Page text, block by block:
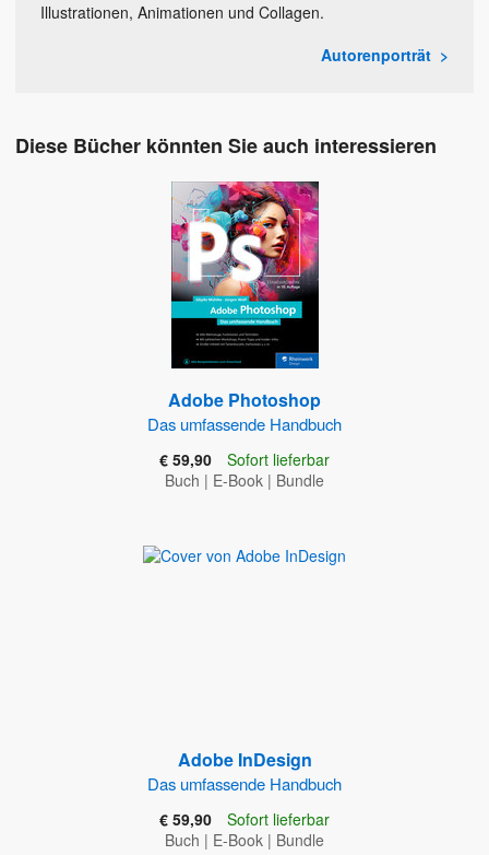
Illustrationen, Animationen und Collagen.
Autorenporträt
Diese Bücher könnten Sie auch interessieren
Adobe Photoshop
Das umfassende Handbuch
€ 59,90
Sofort lieferbar
Buch | E-Book | Bundle
Adobe InDesign
Das umfassende Handbuch
€ 59,90
Sofort lieferbar
Buch | E-Book | Bundle